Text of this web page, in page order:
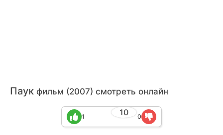
Паук фильм (2007) смотреть онлайн
10
1 0